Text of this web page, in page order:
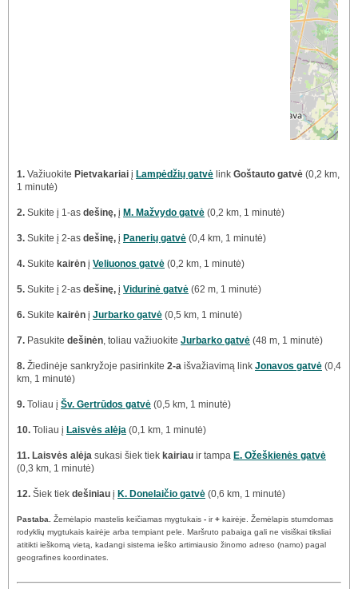
1. Važiuokite Pietvakariai į Lampėdžių gatvė link Goštauto gatvė (0,2 km,
1 minutė)
2. Sukite į 1-as dešinę, į M. Mažvydo gatvė (0,2 km, 1 minutė)
3. Sukite į 2-as dešinę, į Panerių gatvė (0,4 km, 1 minutė)
4. Sukite kairėn į Veliuonos gatvė (0,2 km, 1 minutė)
5. Sukite į 2-as dešinę, į Vidurinė gatvė (62 m, 1 minutė)
6. Sukite kairėn į Jurbarko gatvė (0,5 km, 1 minutė)
7. Pasukite dešinėn, toliau važiuokite Jurbarko gatvė (48 m, 1 minutė)
8. Žiedinėje sankryžoje pasirinkite 2-a išvažiavimą link Jonavos gatvė (0,4
km, 1 minutė)
9. Toliau į Šv. Gertrūdos gatvė (0,5 km, 1 minutė)
10. Toliau į Laisvės alėja (0,1 km, 1 minutė)
11. Laisvės alėja sukasi šiek tiek kairiau ir tampa E. Ožeškienės gatvė
(0,3 km, 1 minutė)
12. Šiek tiek dešiniau į K. Donelaičio gatvė (0,6 km, 1 minutė)
Pastaba. Žemėlapio mastelis keičiamas mygtukais - ir+ kairėje. Žemėlapis stumdomas
rodyklių mygtukais kairėje arba tempiant pele. Maršruto pabaiga gali ne visiškai tiksliai
atitikti ieškomą vietą, kadangi sistema ieško artimiausio žinomo adreso (namo) pagal
geografines koordinates.